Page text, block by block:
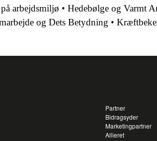
arbejdsmiljø • Hedebølge og Varmt
og Dets Betydning •
Partner
Bidragsyder
Marketingpartner
Allieret